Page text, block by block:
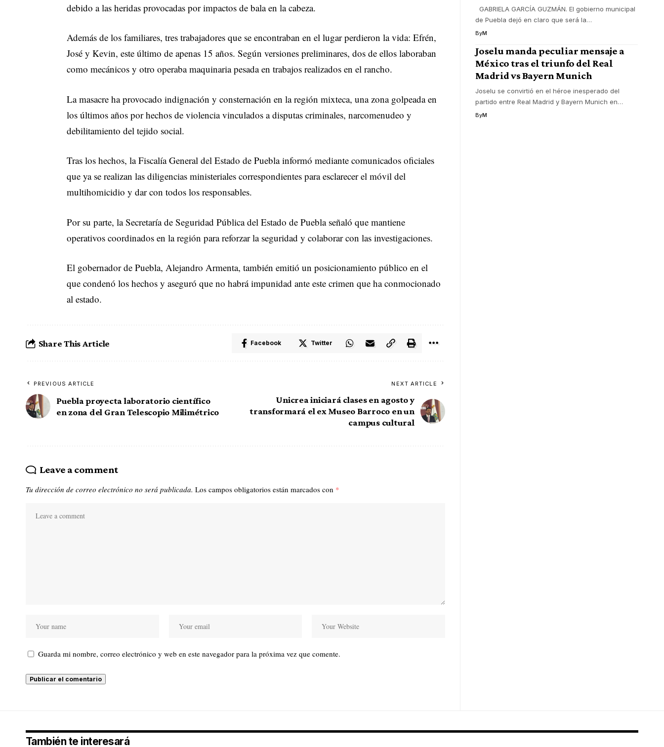
debido a las heridas provocadas por impactos de bala en la cabeza.
Además de los familiares, tres trabajadores que se encontraban en el lugar perdieron la vida: Efrén,
José y Kevin, este último de apenas 15 años. Según versiones preliminares, dos de ellos laboraban
como mecánicos y otro operaba maquinaria pesada en trabajos realizados en el rancho.
La masacre ha provocado indignación y consternación en la región mixteca, una zona golpeada en
los últimos años por hechos de violencia vinculados a disputas criminales, narcomenudeo y
debilitamiento del tejido social.
Tras los hechos, la Fiscalía General del Estado de Puebla informó mediante comunicados oficiales
que ya se realizan las diligencias ministeriales correspondientes para esclarecer el móvil del
multihomicidio y dar con todos los responsables.
Por su parte, la Secretaría de Seguridad Pública del Estado de Puebla señaló que mantiene
operativos coordinados en la región para reforzar la seguridad y colaborar con las investigaciones.
El gobernador de Puebla, Alejandro Armenta, también emitió un posicionamiento público en el
que condenó los hechos y aseguró que no habrá impunidad ante este crimen que ha conmocionado
al estado.
Share This Article Facebook Twitter
PREVIOUS ARTICLE
Puebla proyecta laboratorio científico
en zona del Gran Telescopio Milimétrico
NEXT ARTICLE
Unicrea iniciará clases en agosto y
transformará el ex Museo Barroco en un
campus cultural
Leave a comment
Tu dirección de correo electrónico no será publicada. Los campos obligatorios están marcados con *
Guarda mi nombre, correo electrónico y web en este navegador para la próxima vez que comente.
GABRIELA GARCÍA GUZMÁN. El gobierno municipal
de Puebla dejó en claro que será la…
ByM
Joselu manda peculiar mensaje a
México tras el triunfo del Real
Madrid vs Bayern Munich
Joselu se convirtió en el héroe inesperado del
partido entre Real Madrid y Bayern Munich en…
ByM
También te interesará